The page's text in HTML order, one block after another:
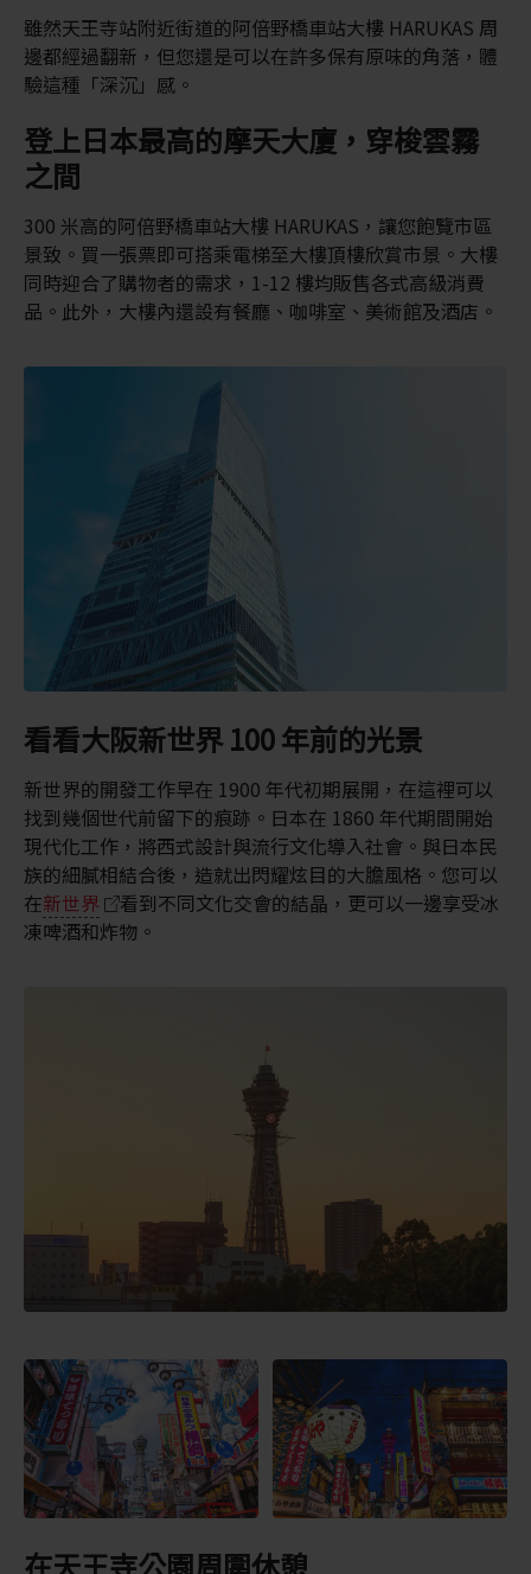
雖然天王寺站附近街道的阿倍野橋車站大樓 HARUKAS 周
邊都經過翻新，但您還是可以在許多保有原味的角落，體
驗這種「深沉」感。
登上日本最高的摩天大廈，穿梭雲霧
之間
300 米高的阿倍野橋車站大樓 HARUKAS，讓您飽覽市區
景致。買一張票即可搭乘電梯至大樓頂樓欣賞市景。大樓
同時迎合了購物者的需求，1-12 樓均販售各式高級消費
品。此外，大樓內還設有餐廳、咖啡室、美術館及酒店。
看看大阪新世界 100 年前的光景
新世界的開發工作早在 1900 年代初期展開，在這裡可以
找到幾個世代前留下的痕跡。日本在 1860 年代期間開始
現代化工作，將西式設計與流行文化導入社會。與日本民
族的細膩相結合後，造就出閃耀炫目的大膽風格。您可以
在新世界
看到不同文化交會的結晶，更可以一邊享受冰
凍啤酒和炸物。
在天王寺公園周圍休憩